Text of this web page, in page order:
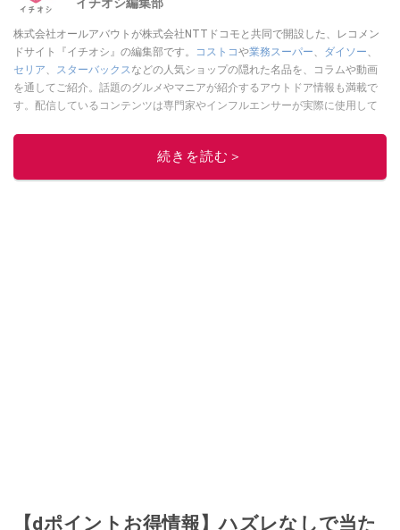
株式会社オールアバウトが株式会社NTTドコモと共同で開設した、レコメン
ドサイト『イチオシ』の編集部です。
コストコや業務スーパー、 ダイソー、
セリア、 スターバックスなどの人気ショップの隠れた名品を、コラムや動画
を通してご紹介。話題のグルメやマニアが紹介するアウトドア情報も満載で
す。配信しているコンテンツは専門家やインフルエンサーが実際に使用して
ニュースでフォロー
続きを読む＞
【dポイントお得情報】ハズレなしで当た